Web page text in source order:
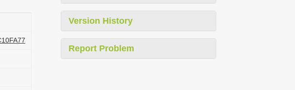
Version History
Report Problem